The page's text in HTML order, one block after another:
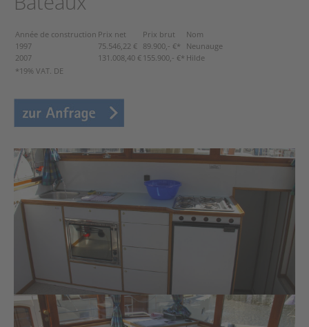
Année de construction Prix net Prix brut
Nom
1997
75.546,22 € 89.900,- €*
Neunauge
2007
131.008,40 € 155.900,- €* Hilde
*19% VAT. DE